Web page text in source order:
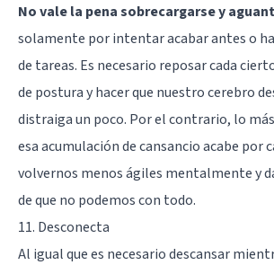
No vale la pena sobrecargarse y
solamente por intentar acabar antes o
de tareas. Es necesario reposar cada
de postura y hacer que nuestro cerebro
distraiga un poco. Por el contrario, lo
esa acumulación de cansancio acabe por
volvernos menos ágiles mentalmente y
de que no podemos con todo.
11. Desconecta
Al igual que es necesario descansar